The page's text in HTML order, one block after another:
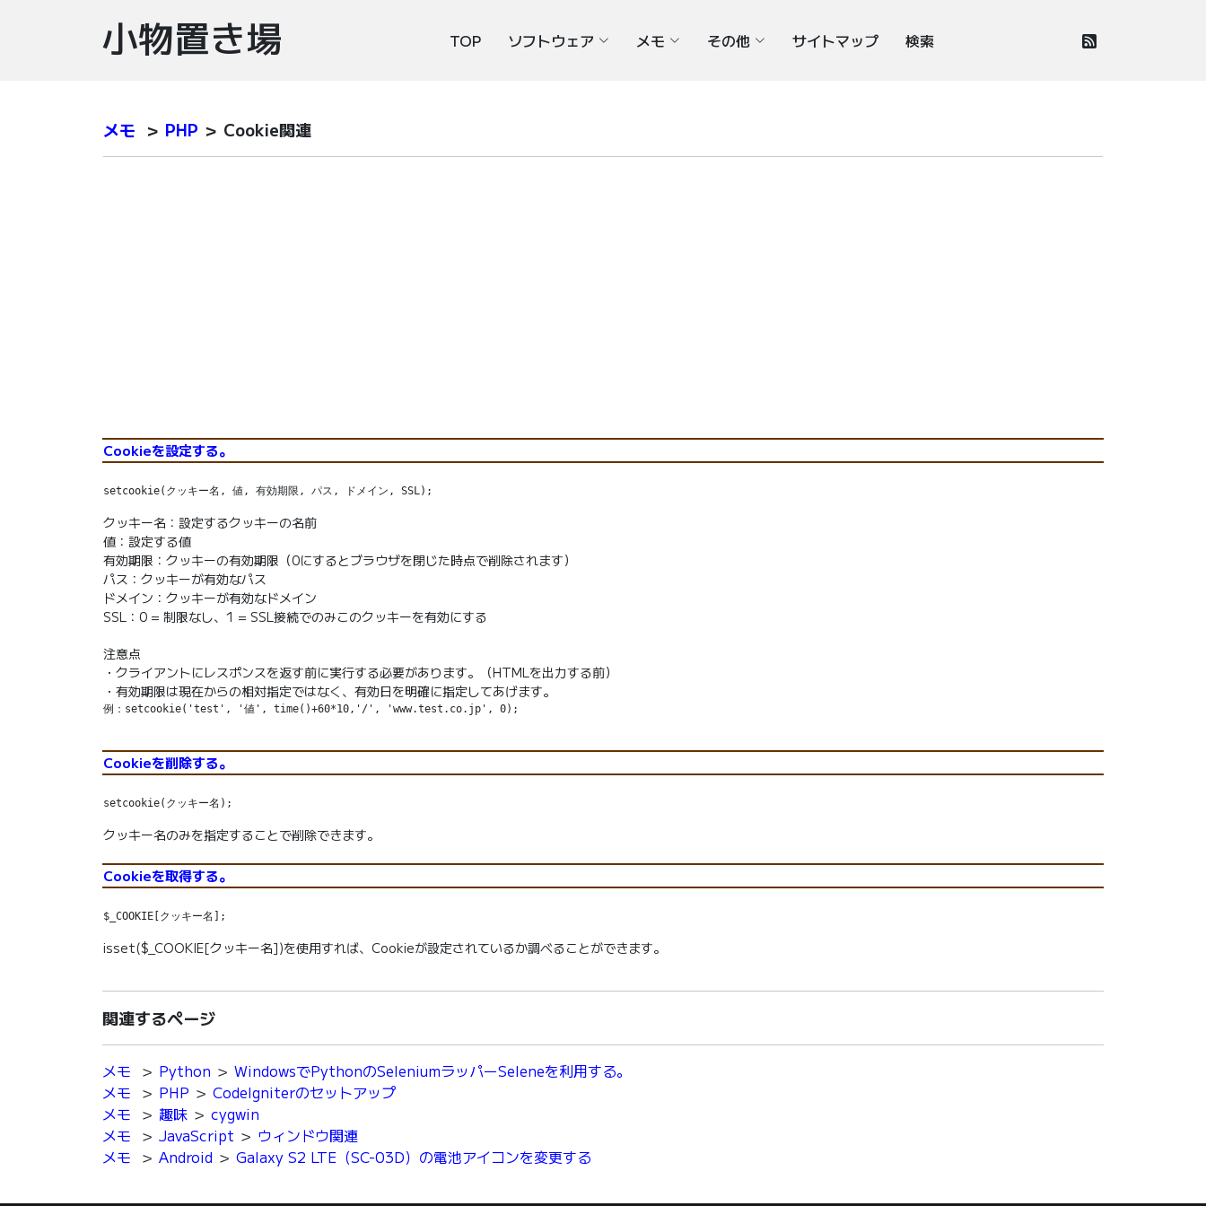
小物置き場 TOP ソフトウェア メモ その他 サイトマップ 検索
メモ ＞ PHP ＞ Cookie関連
Cookieを設定する。
setcookie(クッキー名, 値, 有効期限, パス, ドメイン, SSL);
クッキー名：設定するクッキーの名前
値：設定する値
有効期限：クッキーの有効期限（0にするとブラウザを閉じた時点で削除されます）
パス：クッキーが有効なパス
ドメイン：クッキーが有効なドメイン
SSL：0 = 制限なし、1 = SSL接続でのみこのクッキーを有効にする
注意点
・クライアントにレスポンスを返す前に実行する必要があります。（HTMLを出力する前）
・有効期限は現在からの相対指定ではなく、有効日を明確に指定してあげます。
例：setcookie('test', '値', time()+60*10,'/', 'www.test.co.jp', 0);
Cookieを削除する。
setcookie(クッキー名);
クッキー名のみを指定することで削除できます。
Cookieを取得する。
$_COOKIE[クッキー名];
isset($_COOKIE[クッキー名])を使用すれば、Cookieが設定されているか調べることができます。
関連するページ
メモ ＞ Python ＞ WindowsでPythonのSeleniumラッパーSeleneを利用する。
メモ ＞ PHP ＞ CodeIgniterのセットアップ
メモ ＞ 趣味 ＞ cygwin
メモ ＞ JavaScript ＞ ウィンドウ関連
メモ ＞ Android ＞ Galaxy S2 LTE（SC-03D）の電池アイコンを変更する